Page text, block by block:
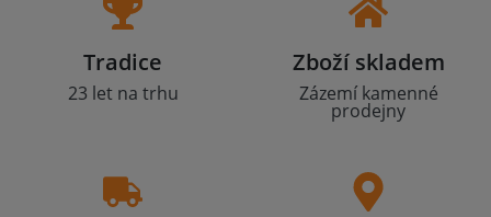
Tradice
23 let na trhu
Zboží skladem
Zázemí kamenné
prodejny